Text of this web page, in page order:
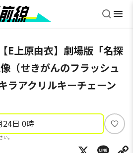
E上原由衣】劇場版「名探
（せきがんのフラッシュ
アクリルキーチェーン
24日 0時
。
い